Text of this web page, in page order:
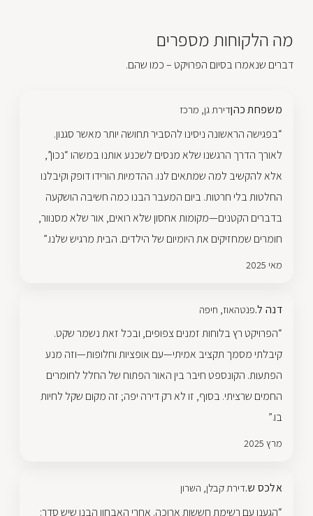
מה הלקוחות מספרים
דברים שנאמרו בסיום הפרויקט – כמו שהם.
משפחת כהןדירת גן, מרכז
“בפגישה הראשונה ניסינו להסביר תחושה יותר מאשר סגנון.
לאורך הדרך הרגשנו שלא מנסים לשכנע אותנו במשהו “נכון”,
אלא להקשיב למה שמתאים לנו. ההדמיות הורידו דופק וקיבלנו
החלטות בלי חרטות. ביום המעבר הבנו כמה חשיבה הושקעה
בדברים הקטנים—מקומות אחסון שלא רואים, אור שלא מסנוור,
חומרים שמחזיקים את היומיום של הילדים. הבית מרגיש שלנו.”
מאי 2025
דנה ל.פנטהאוז, חיפה
“הפרויקט רץ בלוחות זמנים צפופים, ובכל זאת נשמר שקט.
קיבלתי מסמך תקציב אמיתי—עם אופציות וחלופות—וזה מנע
הפתעות. הקונספט חיבר בין האור הפתוח של החלל לחומרים
החמים שרציתי. בסוף, זו לא רק דירה יפה; זה מקום שקל לחיות
בו.”
מרץ 2025
אלכס ש.דירת קבלן, השרון
“הגענו עם רשימת חששות ארוכה. אחרי האבחון הבנו שיש סדר: